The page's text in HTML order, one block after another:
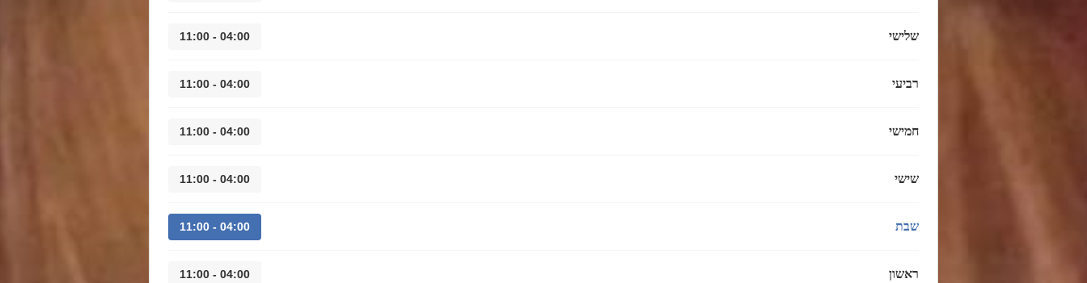
שלישי 04:00 - 11:00
רביעי 04:00 - 11:00
חמישי 04:00 - 11:00
שישי 04:00 - 11:00
שבת 04:00 - 11:00
ראשון 04:00 - 11:00